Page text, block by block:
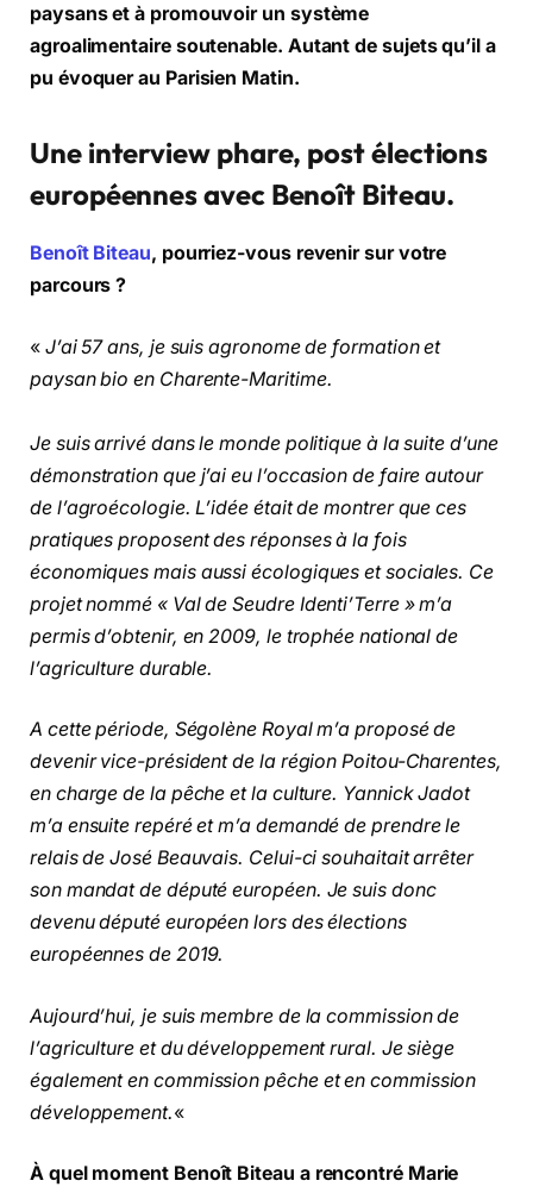
paysans et à promouvoir un système
agroalimentaire soutenable. Autant de sujets qu’il a
pu évoquer au Parisien Matin.
Une interview phare, post élections
européennes avec Benoît Biteau.
Benoît Biteau, pourriez-vous revenir sur votre
parcours ?
« J’ai 57 ans, je suis agronome de formation et
paysan bio en Charente-Maritime.
Je suis arrivé dans le monde politique à la suite d’une
démonstration que j’ai eu l’occasion de faire autour
de l’agroécologie. L’idée était de montrer que ces
pratiques proposent des réponses à la fois
économiques mais aussi écologiques et sociales. Ce
projet nommé « Val de Seudre Identi’Terre » m’a
permis d’obtenir, en 2009, le trophée national de
l’agriculture durable.
A cette période, Ségolène Royal m’a proposé de
devenir vice-président de la région Poitou-Charentes,
en charge de la pêche et la culture. Yannick Jadot
m’a ensuite repéré et m’a demandé de prendre le
relais de José Beauvais. Celui-ci souhaitait arrêter
son mandat de député européen. Je suis donc
devenu député européen lors des élections
européennes de 2019.
Aujourd’hui, je suis membre de la commission de
l’agriculture et du développement rural. Je siège
également en commission pêche et en commission
développement.«
À quel moment Benoît Biteau a rencontré Marie